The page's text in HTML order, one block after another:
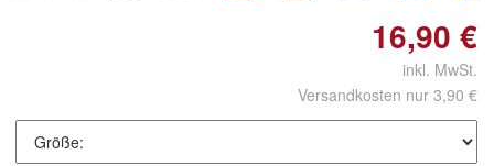
16,90 €
inkl. MwSt.
Versandkosten nur 3,90 €